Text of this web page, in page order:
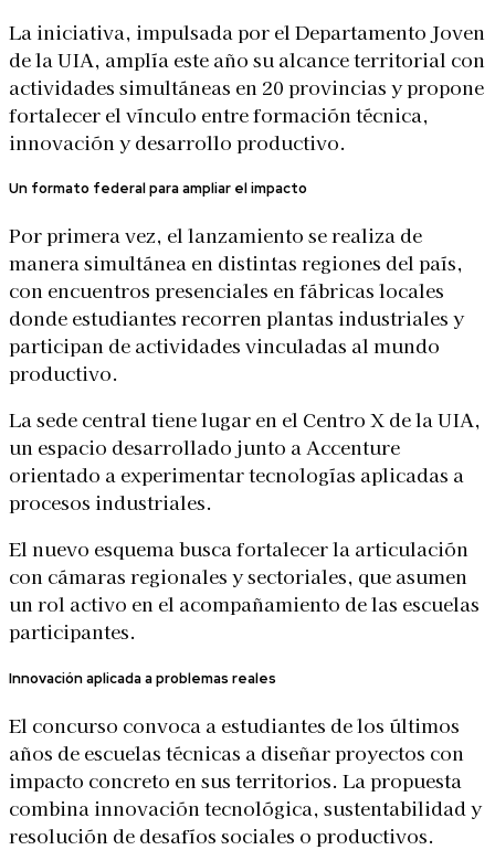
La iniciativa, impulsada por el Departamento Joven
de la UIA, amplía este año su alcance territorial con
actividades simultáneas en 20 provincias y propone
fortalecer el vínculo entre formación técnica,
innovación y desarrollo productivo.
Un formato federal para ampliar el impacto
Por primera vez, el lanzamiento se realiza de
manera simultánea en distintas regiones del país,
con encuentros presenciales en fábricas locales
donde estudiantes recorren plantas industriales y
participan de actividades vinculadas al mundo
productivo.
La sede central tiene lugar en el Centro X de la UIA,
un espacio desarrollado junto aAccenture
orientado a experimentar tecnologías aplicadas a
procesos industriales.
El nuevo esquema busca fortalecer la articulación
con cámaras regionales y sectoriales, que asumen
un rol activo en el acompañamiento de las escuelas
participantes.
Innovación aplicada a problemas reales
El concurso convoca a estudiantes de los últimos
años de escuelas técnicas a diseñar proyectos con
impacto concreto en sus territorios. La propuesta
combina innovación tecnológica, sustentabilidad y
resolución de desafíos sociales o productivos.